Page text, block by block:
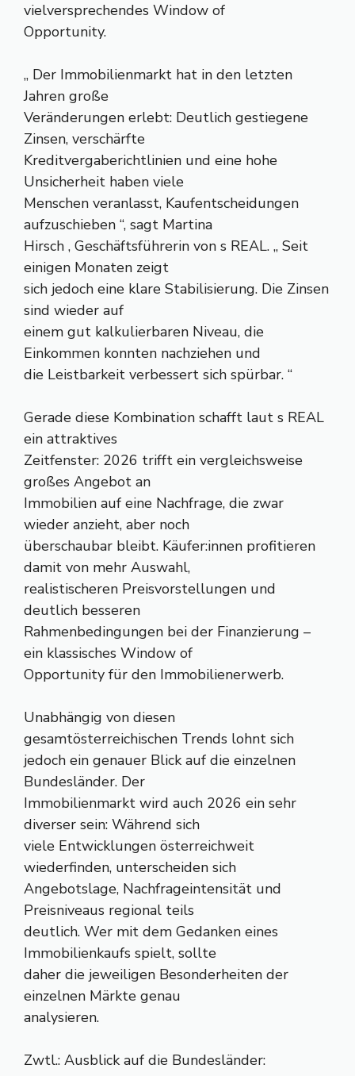
vielversprechendes Window of
Opportunity.
„ Der Immobilienmarkt hat in den letzten
Jahren große
Veränderungen erlebt: Deutlich gestiegene
Zinsen, verschärfte
Kreditvergaberichtlinien und eine hohe
Unsicherheit haben viele
Menschen veranlasst, Kaufentscheidungen
aufzuschieben “, sagt Martina
Hirsch , Geschäftsführerin von s REAL. „ Seit
einigen Monaten zeigt
sich jedoch eine klare Stabilisierung. Die Zinsen
sind wieder auf
einem gut kalkulierbaren Niveau, die
Einkommen konnten nachziehen und
die Leistbarkeit verbessert sich spürbar. “
Gerade diese Kombination schafft laut s REAL
ein attraktives
Zeitfenster: 2026 trifft ein vergleichsweise
großes Angebot an
Immobilien auf eine Nachfrage, die zwar
wieder anzieht, aber noch
überschaubar bleibt. Käufer:innen profitieren
damit von mehr Auswahl,
realistischeren Preisvorstellungen und
deutlich besseren
Rahmenbedingungen bei der Finanzierung –
ein klassisches Window of
Opportunity für den Immobilienerwerb.
Unabhängig von diesen
gesamtösterreichischen Trends lohnt sich
jedoch ein genauer Blick auf die einzelnen
Bundesländer. Der
Immobilienmarkt wird auch 2026 ein sehr
diverser sein: Während sich
viele Entwicklungen österreichweit
wiederfinden, unterscheiden sich
Angebotslage, Nachfrageintensität und
Preisniveaus regional teils
deutlich. Wer mit dem Gedanken eines
Immobilienkaufs spielt, sollte
daher die jeweiligen Besonderheiten der
einzelnen Märkte genau
analysieren.
Zwtl.: Ausblick auf die Bundesländer: